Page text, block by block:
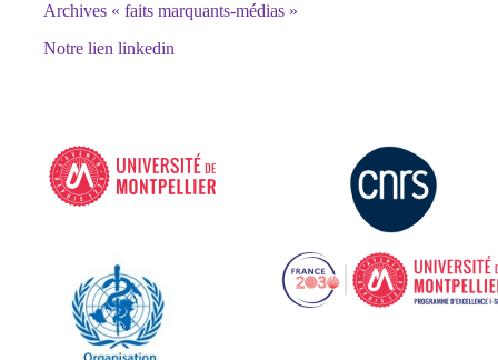
Archives « faits marquants-médias »
Notre lien linkedin